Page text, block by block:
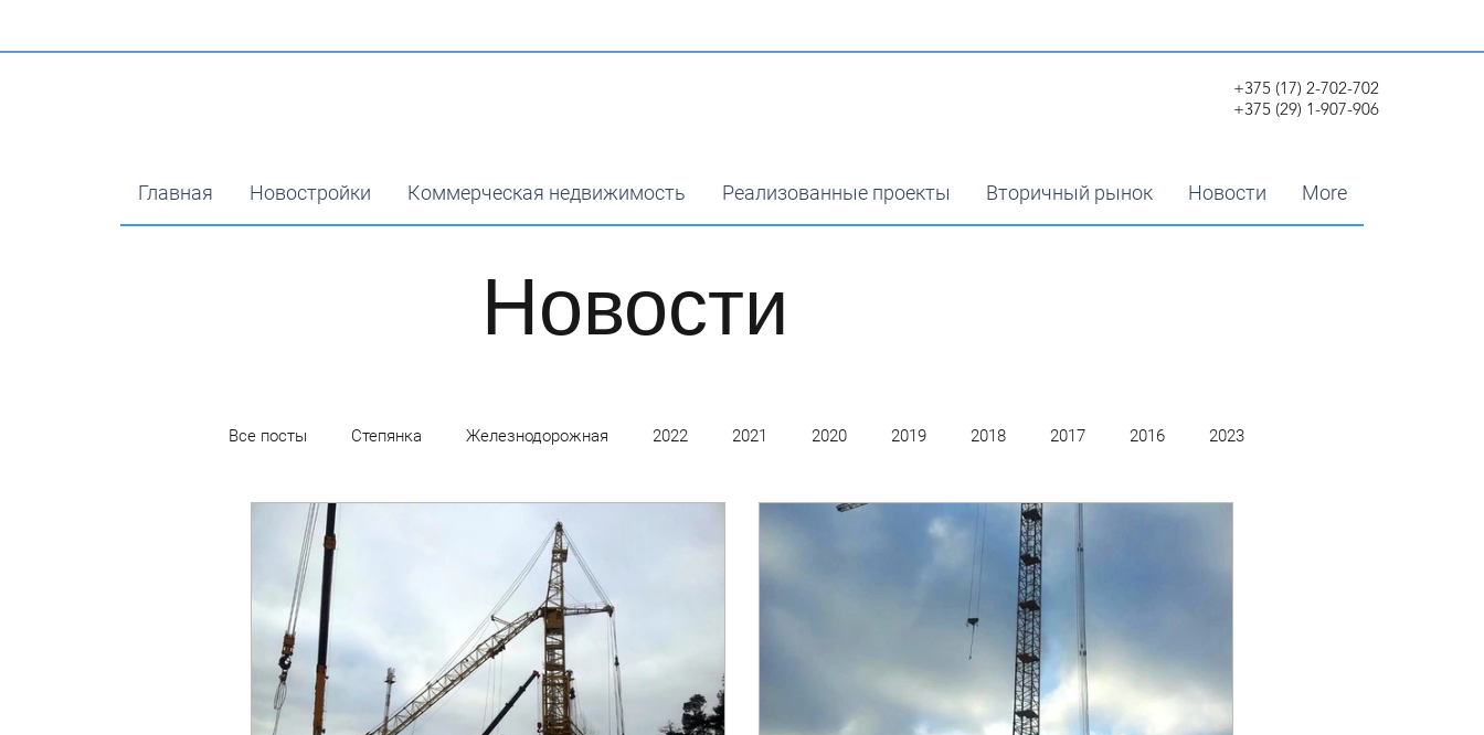
+375 (17) 2-702-702
+375 (29) 1-907-906
Главная Новостройки Коммерческая недвижимость Реализованные проекты Вторичный рынок Новости More
Все посты Степянка Железнодорожная 2022 2021 2020 2019 2018 2017 2016 2023
Новости